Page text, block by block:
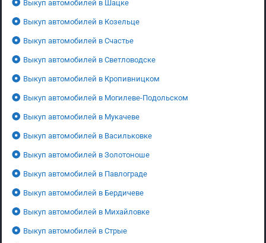
Выкуп автомобилей в Шацке
Выкуп автомобилей в Козельце
Выкуп автомобилей в Счастье
Выкуп автомобилей в Светловодске
Выкуп автомобилей в Кропивницком
Выкуп автомобилей в Могилеве-Подольском
Выкуп автомобилей в Мукачеве
Выкуп автомобилей в Васильковке
Выкуп автомобилей в Золотоноше
Выкуп автомобилей в Павлограде
Выкуп автомобилей в Бердичеве
Выкуп автомобилей в Михайловке
Выкуп автомобилей в Стрые